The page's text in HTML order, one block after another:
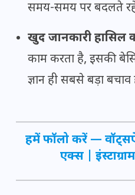
समय-समय पर बदलते
खुद जानकारी हासिल
काम करता है, इसकी
ज्ञान ही सबसे बड़ा बचाव
हमें फॉलो करें —
एक्स
इंस्टाग्राम